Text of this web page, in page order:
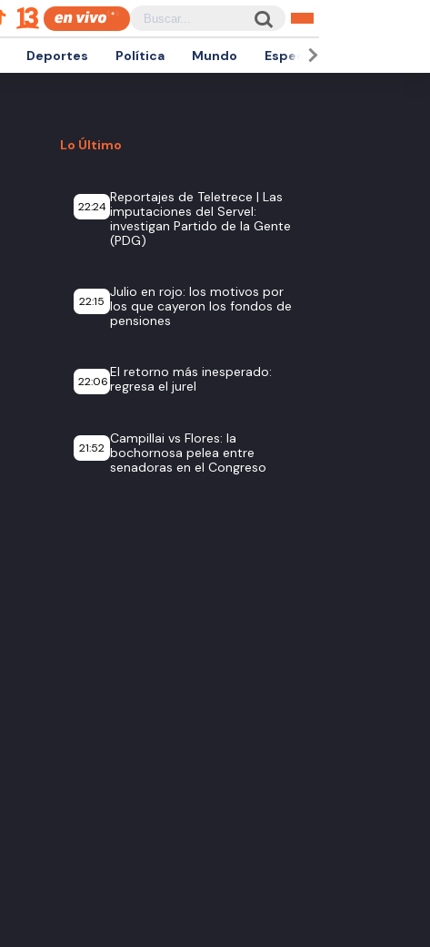
Deportes Política Mundo Espectáculos
Lo Último
22:24
Reportajes de Teletrece | Las
imputaciones del Servel:
investigan Partido de la Gente
(PDG)
22:15
Julio en rojo: los motivos por
los que cayeron los fondos de
pensiones
22:06
El retorno más inesperado:
regresa el jurel
21:52
Campillai vs Flores: la
bochornosa pelea entre
senadoras en el Congreso